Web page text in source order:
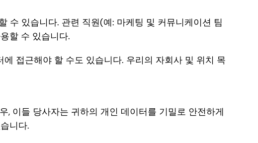
수 있습니다. 관련 직원(예: 마케팅 및 커뮤니케이션 팀
할 수 있습니다.
접근해야 할 수도 있습니다. 우리의 자회사 및 위치 목
이들 당사자는 귀하의 개인 데이터를 기밀로 안전하게
니다.